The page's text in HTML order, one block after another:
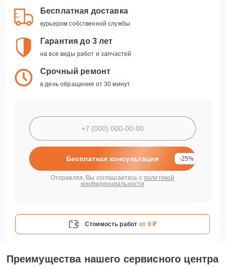
Бесплатная доставка
курьером собственной службы
Гарантия до 3 лет
на все виды работ и запчастей
Срочный ремонт
в день обращения от 30 минут
Бесплатная консультация -25%
Отправляя, Вы соглашаетесь с политикой
конфиденциальности
Стоимость работ от 0 ₽
Преимущества нашего сервисного центра